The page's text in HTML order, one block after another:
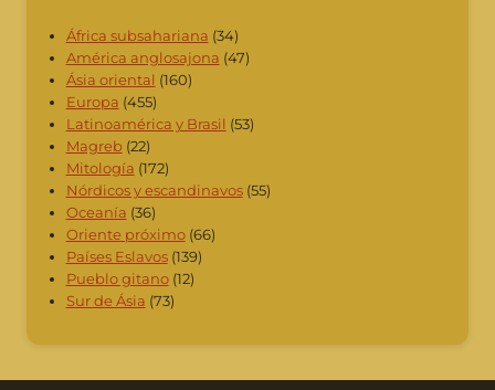
África subsahariana (34)
América anglosajona (47)
Ásia oriental (160)
Europa (455)
Latinoamérica y Brasil (53)
Magreb (22)
Mitología (172)
Nórdicos y escandinavos(55)
Oceanía (36)
Oriente próximo(66)
Países Eslavos(139)
Pueblo gitano(12)
Sur de Ásia (73)